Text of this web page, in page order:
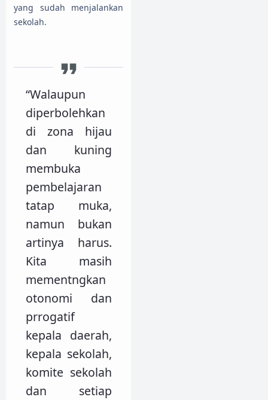
yang sudah menjalankan
sekolah.
“Walaupun
diperbolehkan
di zona hijau
dan kuning
membuka
pembelajaran
tatap muka,
namun bukan
artinya harus.
Kita masih
mementngkan
otonomi dan
prrogatif
kepala daerah,
kepala sekolah,
komite sekolah
dan setiap